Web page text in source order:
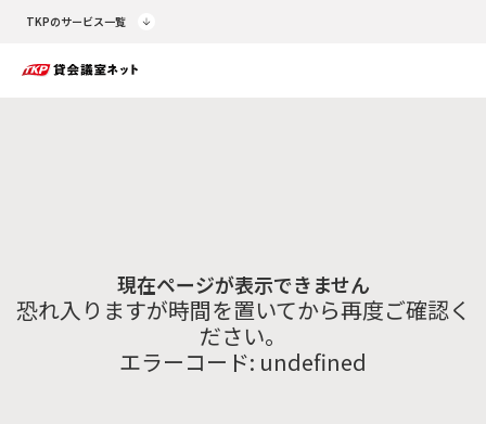
TKPのサービス一覧
現在ページが表示できません
恐れ入りますが時間を置いてから再度ご確認く
ださい。
エラーコード: undefined